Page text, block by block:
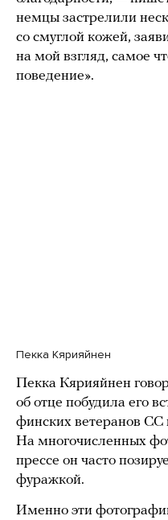
немцы застрелили
со смуглой кожей,
на мой взгляд, самое
поведение».
Пекка Кярияйнен
Пекка Кярияйнен
об отце побудила его
финских ветеранов СС
На многочисленных
прессе он часто
фуражкой.
Именно эти